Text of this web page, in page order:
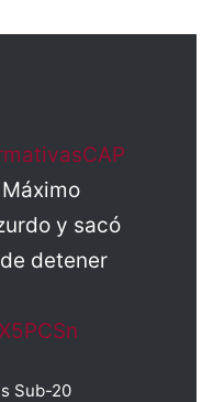
y sacó
detener
Sub-20